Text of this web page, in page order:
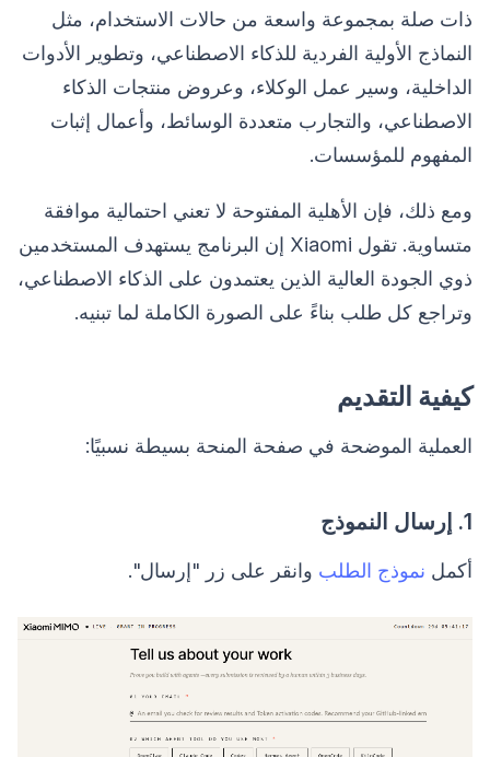
ذات صلة بمجموعة واسعة من حالات الاستخدام، مثل
النماذج الأولية الفردية للذكاء الاصطناعي، وتطوير الأدوات
الداخلية، وسير عمل الوكلاء، وعروض منتجات الذكاء
الاصطناعي، والتجارب متعددة الوسائط، وأعمال إثبات
المفهوم للمؤسسات.
ومع ذلك، فإن الأهلية المفتوحة لا تعني احتمالية موافقة
متساوية. تقول Xiaomi إن البرنامج يستهدف المستخدمين
ذوي الجودة العالية الذين يعتمدون على الذكاء الاصطناعي،
وتراجع كل طلب بناءً على الصورة الكاملة لما تبنيه.
كيفية التقديم
العملية الموضحة في صفحة المنحة بسيطة نسبيًا:
1. إرسال النموذج
أكمل نموذج الطلب وانقر على زر "إرسال".